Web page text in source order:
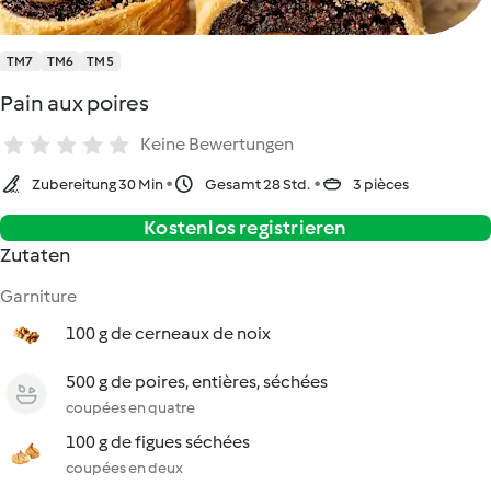
TM7 TM6 TM5
Pain aux poires
Keine Bewertungen
Zubereitung 30 Min Gesamt 28 Std. 3 pièces
Kostenlos registrieren
Zutaten
Garniture
100 g de cerneaux de noix
500 g de poires, entières, séchées
coupées en quatre
100 g de figues séchées
coupées en deux